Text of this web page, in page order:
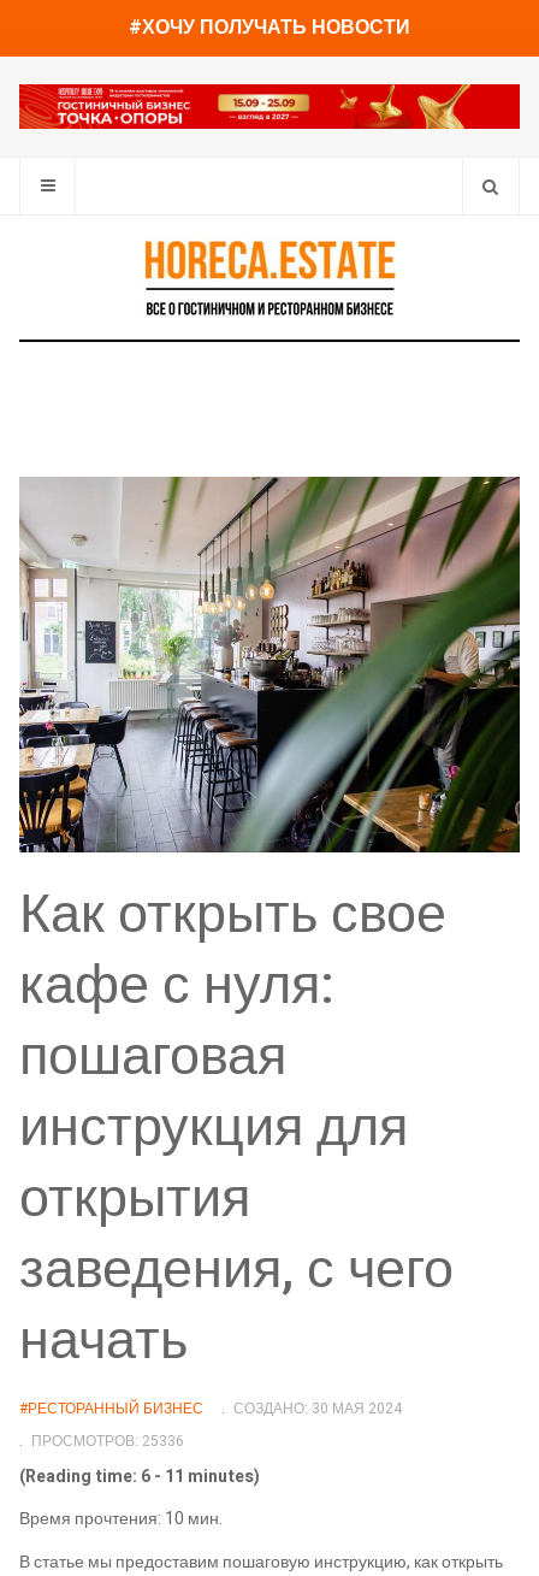
#ХОЧУ ПОЛУЧАТЬ НОВОСТИ
Как открыть свое
кафе с нуля:
пошаговая
инструкция для
открытия
заведения, с чего
начать
#РЕСТОРАННЫЙ БИЗНЕС
СОЗДАНО: 30 МАЯ 2024
ПРОСМОТРОВ: 25336
(Reading time: 6 - 11 minutes)
Время прочтения: 10 мин.
В статье мы предоставим пошаговую инструкцию, как открыть